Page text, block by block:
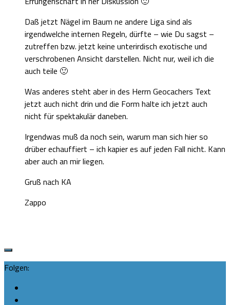
Daß jetzt Nägel im Baum ne andere Liga sind als
irgendwelche internen Regeln, dürfte – wie Du sagst –
zutreffen bzw. jetzt keine unterirdisch exotische und
verschrobenen Ansicht darstellen. Nicht nur, weil ich die
auch teile 🙂
Was anderes steht aber in des Herrn Geocachers Text
jetzt auch nicht drin und die Form halte ich jetzt auch
nicht für spektakulär daneben.
Irgendwas muß da noch sein, warum man sich hier so
drüber echauffiert – ich kapier es auf jeden Fall nicht. Kann
aber auch an mir liegen.
Gruß nach KA
Zappo
Folgen: